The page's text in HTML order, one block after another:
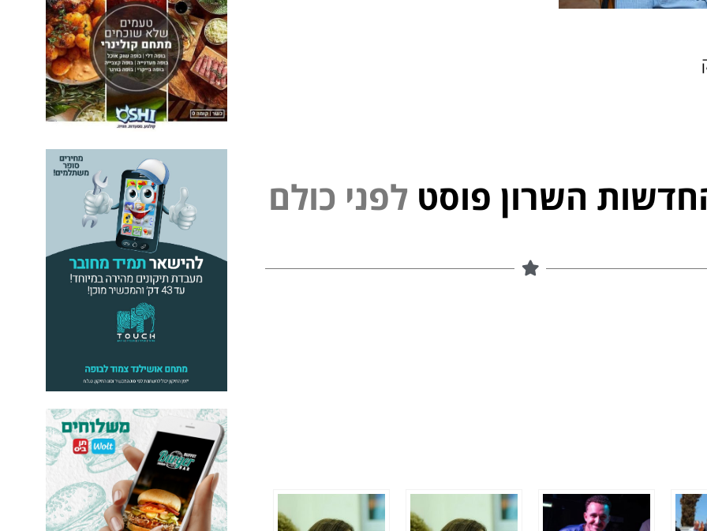
השרון פוסט כולם כ